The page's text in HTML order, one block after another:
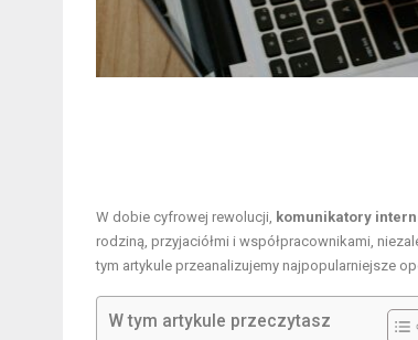
W dobie cyfrowej rewolucji, komunikatory
rodziną, przyjaciółmi i współpracownikami,
tym artykule przeanalizujemy najpopularniejsze
W tym artykule przeczytasz